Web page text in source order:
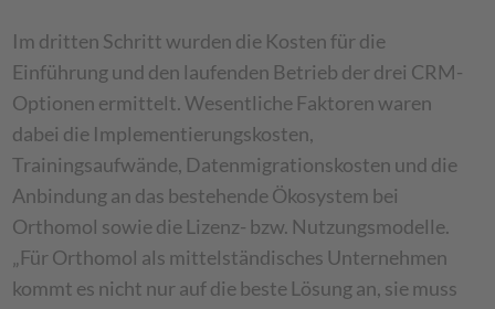
Im dritten Schritt wurden die Kosten für die
Einführung und den laufenden Betrieb der drei CRM-
Optionen ermittelt. Wesentliche Faktoren waren
dabei die Implementierungskosten,
Trainingsaufwände, Datenmigrationskosten und die
Anbindung an das bestehende Ökosystem bei
Orthomol sowie die Lizenz- bzw. Nutzungsmodelle.
„Für Orthomol als mittelständisches Unternehmen
kommt es nicht nur auf die beste Lösung an, sie muss